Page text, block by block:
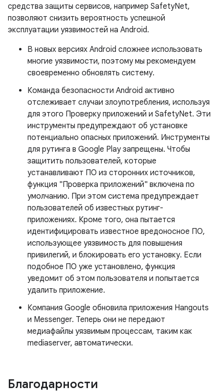
средства защиты сервисов, например SafetyNet,
позволяют снизить вероятность успешной
эксплуатации уязвимостей на Android.
В новых версиях Android сложнее использовать
многие уязвимости, поэтому мы рекомендуем
своевременно обновлять систему.
Команда безопасности Android активно
отслеживает случаи злоупотребления, используя
для этого Проверку приложений и SafetyNet. Эти
инструменты предупреждают об установке
потенциально опасных приложений. Инструменты
для рутинга в Google Play запрещены. Чтобы
защитить пользователей, которые
устанавливают ПО из сторонних источников,
функция "Проверка приложений" включена по
умолчанию. При этом система предупреждает
пользователей об известных рутинг-
приложениях. Кроме того, она пытается
идентифицировать известное вредоносное ПО,
использующее уязвимость для повышения
привилегий, и блокировать его установку. Если
подобное ПО уже установлено, функция
уведомит об этом пользователя и попытается
удалить приложение.
Компания Google обновила приложения Hangouts
и Messenger. Теперь они не передают
медиафайлы уязвимым процессам, таким как
mediaserver, автоматически.
Благодарности